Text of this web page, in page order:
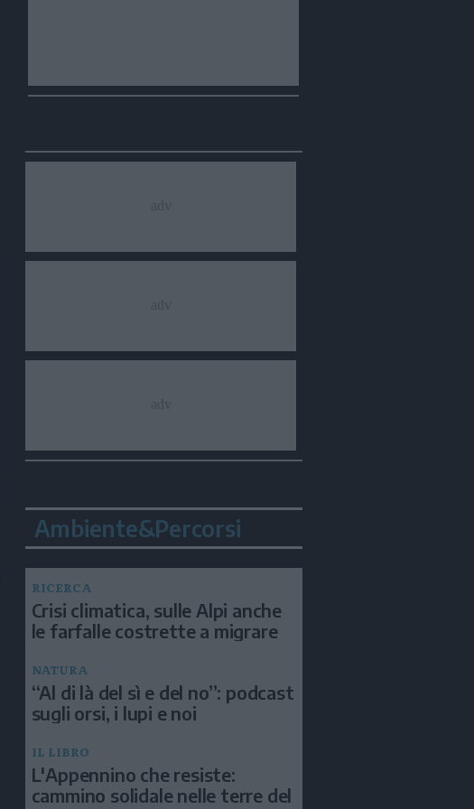
Ambiente&Percorsi
RICERCA
Crisi climatica, sulle Alpi anche
le farfalle costrette a migrare
NATURA
“Al di là del sì e del no”: podcast
sugli orsi, i lupi e noi
IL LIBRO
L'Appennino che resiste:
cammino solidale nelle terre del